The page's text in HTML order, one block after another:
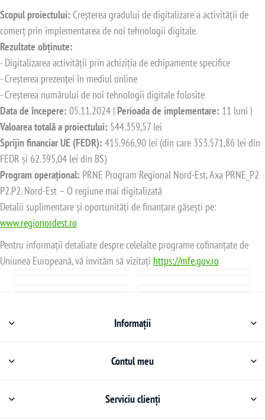
Scopul proiectului: Creșterea gradului de digitalizare a activității de
comerț prin implementarea de noi tehnologii digitale.
Rezultate obținute:
- Digitalizarea activității prin achiziția de echipamente specifice
- Creșterea prezenței în mediul online
- Creșterea numărului de noi tehnologii digitale folosite
Data de începere: 05.11.2024 | Perioada de implementare: 11 luni |
Valoarea totală a proiectului: 544.359,57 lei
Sprijin financiar UE (FEDR): 415.966,90 lei (din care 353.571,86 lei din
FEDR și 62.395,04 lei din BS)
Program operațional: PRNE Program Regional Nord-Est, Axa PRNE_P2
P2.P2. Nord-Est – O regiune mai digitalizată
Detalii suplimentare și oportunități de finanțare găsești pe:
www.regionordest.ro
Pentru informații detaliate despre celelalte programe cofinanțate de
Uniunea Europeană, vă invităm să vizitați https://mfe.gov.ro
Informații
Contul meu
Serviciu clienți